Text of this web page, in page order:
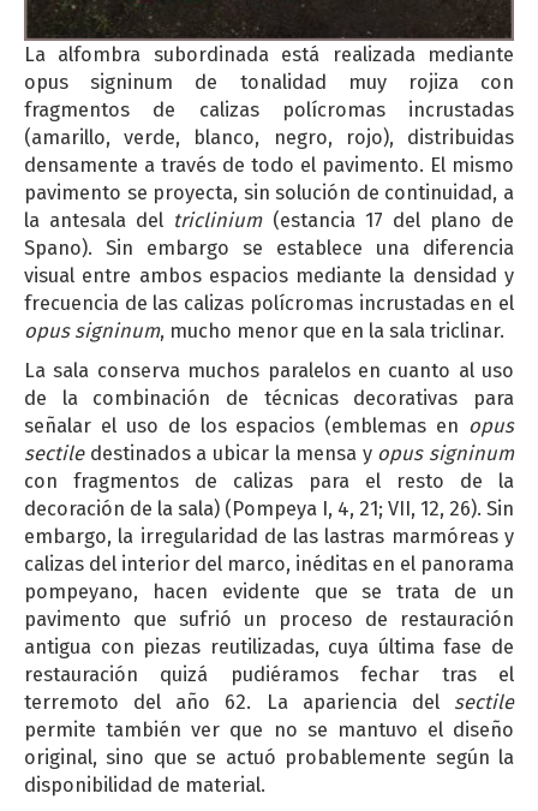
La alfombra subordinada está realizada mediante
opus signinum de tonalidad muy rojiza con
fragmentos de calizas polícromas incrustadas
(amarillo, verde, blanco, negro, rojo), distribuidas
densamente a través de todo el pavimento. El mismo
pavimento se proyecta, sin solución de continuidad, a
la antesala del triclinium(estancia 17 del plano de
Spano). Sin embargo se establece una diferencia
visual entre ambos espacios mediante la densidad y
frecuencia de las calizas polícromas incrustadas en el
opus signinum, mucho menor que en la sala triclinar.
La sala conserva muchos paralelos en cuanto al uso
de la combinación de técnicas decorativas para
señalar el uso de los espacios (emblemas en opus
sectiledestinados a ubicar la mensa y opus signinum
con fragmentos de calizas para el resto de la
decoración de la sala) (Pompeya I, 4, 21; VII, 12, 26). Sin
embargo, la irregularidad de las lastras marmóreas y
calizas del interior del marco, inéditas en el panorama
pompeyano, hacen evidente que se trata de un
pavimento que sufrió un proceso de restauración
antigua con piezas reutilizadas, cuya última fase de
restauración quizá pudiéramos fechar tras el
terremoto del año 62. La apariencia del sectile
permite también ver que no se mantuvo el diseño
original, sino que se actuó probablemente según la
disponibilidad de material.